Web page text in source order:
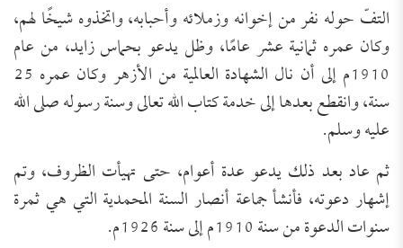
التفّ حوله نفر من إخوانه وزملائه وأحبابه، واتخذوه شيخًا لهم،
وكان عمره ثمانية عشر عامًا، وظل يدعو بحماس زايد، من عام
1910م إلى أن نال الشهادة العالمية من الأزهر وكان عمره 25
سنة، وانقطع بعدها إلى خدمة كتاب الله تعالى وسنة رسوله صلى الله
عليه وسلم.
ثم عاد بعد ذلك يدعو عدة أعوام، حتى تهيأت الظروف، وتم
إشهار دعوته، فأنشأ جماعة أنصار السنة المحمدية التي هي ثمرة
سنوات الدعوة من سنة 1910م إلى سنة 1926م.